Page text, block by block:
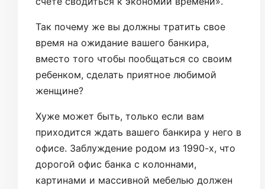
Так почему же вы должны тратить свое
время на ожидание вашего банкира,
вместо того чтобы пообщаться со своим
ребенком, сделать приятное любимой
женщине?
Хуже может быть, только если вам
приходится ждать вашего банкира у него в
офисе. Заблуждение родом из 1990-х, что
дорогой офис банка с колоннами,
картинами и массивной мебелью должен